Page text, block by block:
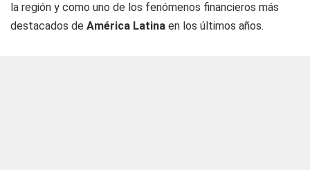
la región y como uno de los fenómenos financieros más
destacados de América Latina en los últimos años.